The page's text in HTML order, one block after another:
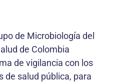
de Microbiología del
de Colombia
de vigilancia con los
de salud pública, para